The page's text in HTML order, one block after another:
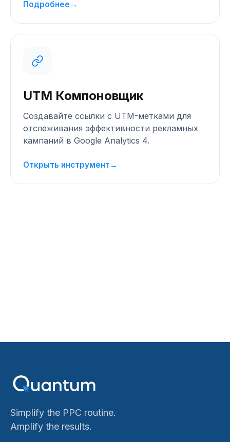
Подробнее →
UTM Компоновщик
Создавайте ссылки с UTM-метками для
отслеживания эффективности рекламных
кампаний в Google Analytics 4.
Открыть инструмент →
Simplify the PPC routine.
Amplify the results.